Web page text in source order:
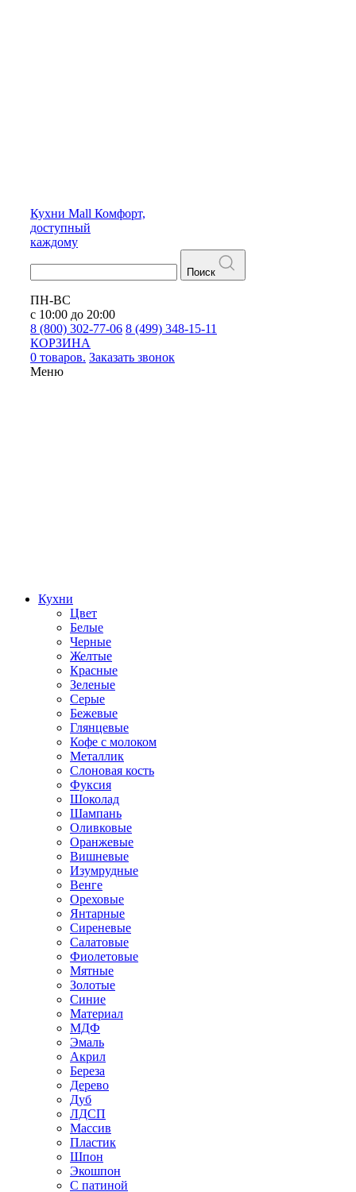
Кухни Mall Комфорт,
доступный
каждому
Поиск
ПН-ВС
с 10:00 до 20:00
8 (800) 302-77-06 8 (499) 348-15-11
КОРЗИНА
0 товаров. Заказать звонок
Меню
Кухни
Цвет
Белые
Черные
Желтые
Красные
Зеленые
Серые
Бежевые
Глянцевые
Кофе с молоком
Металлик
Слоновая кость
Фуксия
Шоколад
Шампань
Оливковые
Оранжевые
Вишневые
Изумрудные
Венге
Ореховые
Янтарные
Сиреневые
Салатовые
Фиолетовые
Мятные
Золотые
Синие
Материал
МДФ
Эмаль
Акрил
Береза
Дерево
Дуб
ЛДСП
Массив
Пластик
Шпон
Экошпон
С патиной